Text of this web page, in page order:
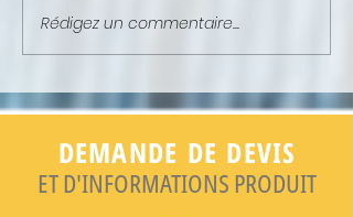
NEWSLETTER : ELLE EST EN
LIGNE !
Rédigez un commentaire...
DEMANDE DE DEVIS
ET D'INFORMATIONS PRODUIT